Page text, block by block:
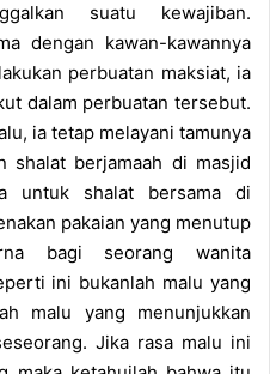
suatu kewajiban.
dengan kawan-kawannya
perbuatan maksiat, ia
dalam perbuatan tersebut.
ia tetap melayani tamunya
shalat berjamaah di masjid
untuk shalat bersama di
pakaian yang menutup
bagi seorang wanita
ini bukanlah malu yang
malu yang menunjukkan
Jika rasa malu ini